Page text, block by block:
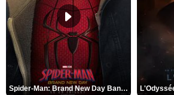
Spider-Man: Brand New Day Bande-annonce VO STFR